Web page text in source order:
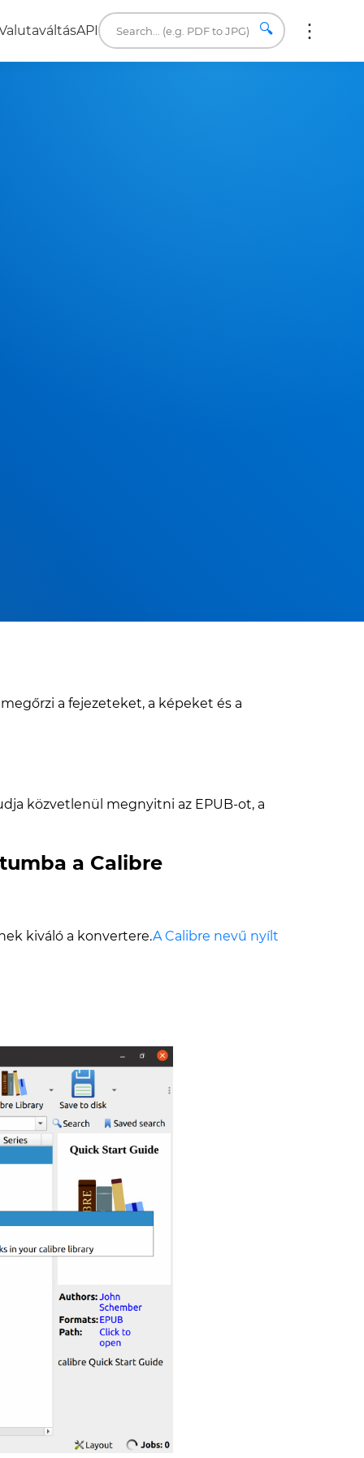
API 🔍
a fejezeteket, a képeket és a
közvetlenül megnyitni az EPUB-ot, a
a Calibre
kiváló a konvertere.A Calibre nevű nyílt